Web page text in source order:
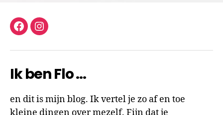
facebookinstagram
Ik ben Flo …
en dit is mijn blog. Ik vertel je zo af en toe
kleine dingen over mezelf. Fijn dat je